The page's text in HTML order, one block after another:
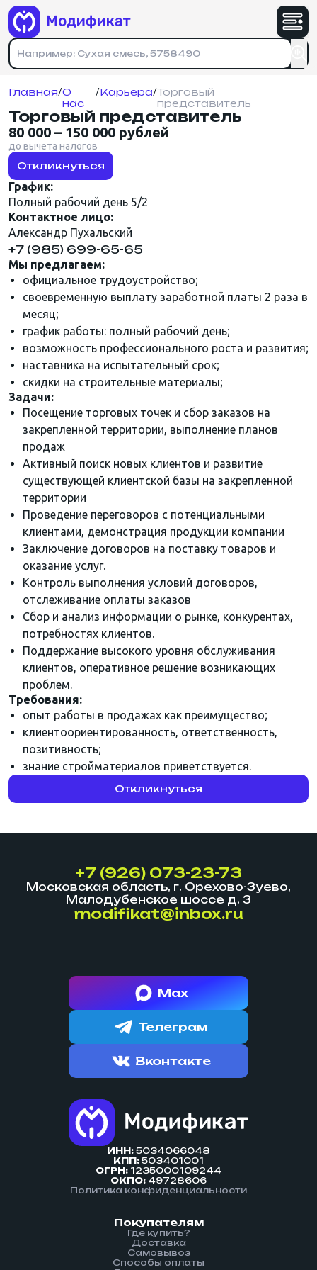
Номер телефона
Зарегистрироваться
Физическое лицо Юридическое лицо
Номер телефона*
На указанный номер придет код подтверждения
Отправляя форму, вы соглашаетесь с
политикой конфиденциальности
Войти
Имя *
Номер телефона*
Почта*
Адрес доставки
Кол-во товара*
политикой конфиденциальности
Ваше имя*
Номер телефона*
Прикрепить резюме(желательно)
ПЕРЕТАЩИТЕ ФАЙЛ ИЛИ НАЖМИТЕ
«+»
Отправляя форму, вы соглашаетесь с
политикой конфиденциальности
Главная/О
нас
/Карьера/Торговый
представитель
Торговый представитель
80 000 – 150 000 рублей
до вычета налогов
Откликнуться
График:
Полный рабочий день 5/2
Контактное лицо:
Александр Пухальский
+7 (985) 699-65-65
Мы предлагаем:
официальное трудоустройство;
своевременную выплату заработной платы 2 раза в
месяц;
график работы: полный рабочий день;
возможность профессионального роста и развития;
наставника на испытательный срок;
скидки на строительные материалы;
Задачи:
Посещение торговых точек и сбор заказов на
закрепленной территории, выполнение планов
продаж
Активный поиск новых клиентов и развитие
существующей клиентской базы на закрепленной
территории
Проведение переговоров с потенциальными
клиентами, демонстрация продукции компании
Заключение договоров на поставку товаров и
оказание услуг.
Контроль выполнения условий договоров,
отслеживание оплаты заказов
Сбор и анализ информации о рынке, конкурентах,
потребностях клиентов.
Поддержание высокого уровня обслуживания
клиентов, оперативное решение возникающих
проблем.
Требования:
опыт работы в продажах как преимущество;
клиентоориентированность, ответственность,
позитивность;
знание стройматериалов приветствуется.
Откликнуться
+7 (926) 073-23-73
modifikat@inbox.ru
Московская область, г. Орехово-Зуево,
Малодубенское шоссе д. 3
ИНН: 5034066048
КПП: 503401001
ОГРН: 1235000109244
ОКПО: 49728606
Политика конфиденциальности
Покупателям
Где купить?
Доставка
Cамовывоз
Способы оплаты
Max
Телеграм
Вконтакте